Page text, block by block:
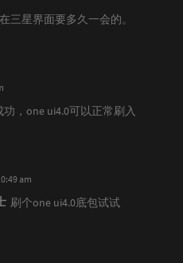
三星界面要多久一会的。
，one ui4.0可以正常刷入
am
刷个one ui4.0底包试试